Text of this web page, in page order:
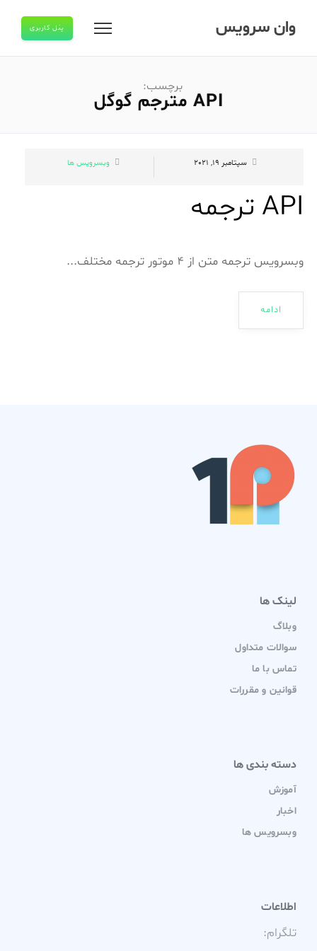
وان سرویس پنل کاربری
برچسب:
API مترجم گوگل
سپتامبر 19, 2021 وبسرویس ها
API ترجمه
وبسرویس ترجمه متن از 4 موتور ترجمه مختلف...
ادامه
لینک ها
وبلاگ
سوالات متداول
تماس با ما
قوانین و مقررات
دسته بندی ها
آموزش
اخبار
وبسرویس ها
اطلاعات
تلگرام: